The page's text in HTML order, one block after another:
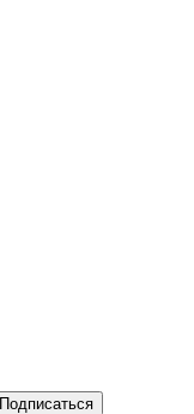
Подписаться